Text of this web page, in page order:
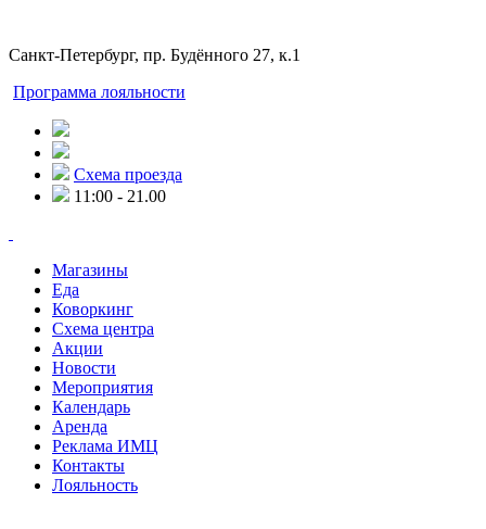
Санкт-Петербург, пр. Будённого 27, к.1
Программа лояльности
Схема проезда
11:00 - 21.00
Магазины
Еда
Коворкинг
Схема центра
Акции
Новости
Мероприятия
Календарь
Аренда
Реклама ИМЦ
Контакты
Лояльность